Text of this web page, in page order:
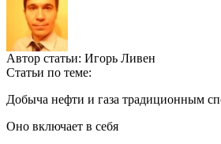
Автор статьи: Игорь Ливен
Статьи по теме:
Добыча нефти и газа традиционным
Оно включает в себя